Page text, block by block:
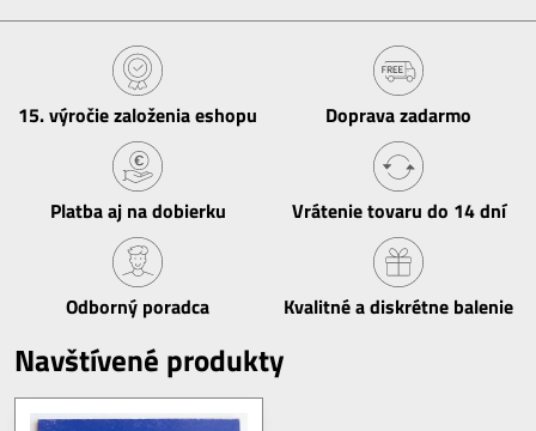
15​. výročie založenia eshopu Doprava zadarmo
Platba aj na dobierku Vrátenie tovaru do 14 dní
Odborný poradca Kvalitné a diskrétne balenie
Navštívené produkty